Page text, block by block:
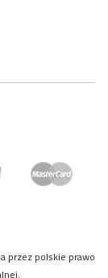
przez polskie prawo